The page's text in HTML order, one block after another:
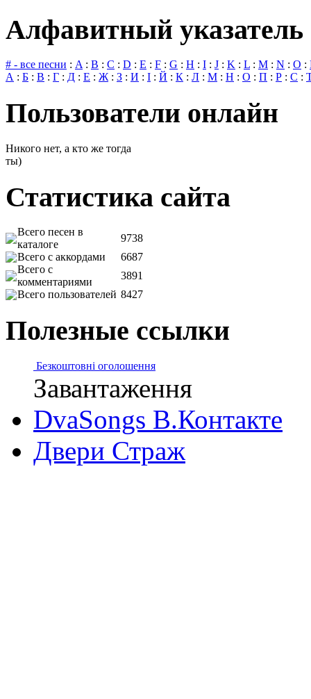
Алфавитный указатель
# - все песни : A : B : C : D : E : F : G : H : I : J : K : L : M : N : O :
А : Б : В : Г : Д : Е : Ж : З : И : І : Й : К : Л : М : Н : О : П : Р : С :
Пользователи онлайн
Никого нет, а кто же тогда
ты)
Статистика сайта
Всего песен в
каталоге
9738
Всего с аккордами
6687
Всего с
комментариями
3891
Всего пользователей 8427
Полезные ссылки
Безкоштовні оголошення
Завантаження
DvaSongs В.Контакте
Двери Страж